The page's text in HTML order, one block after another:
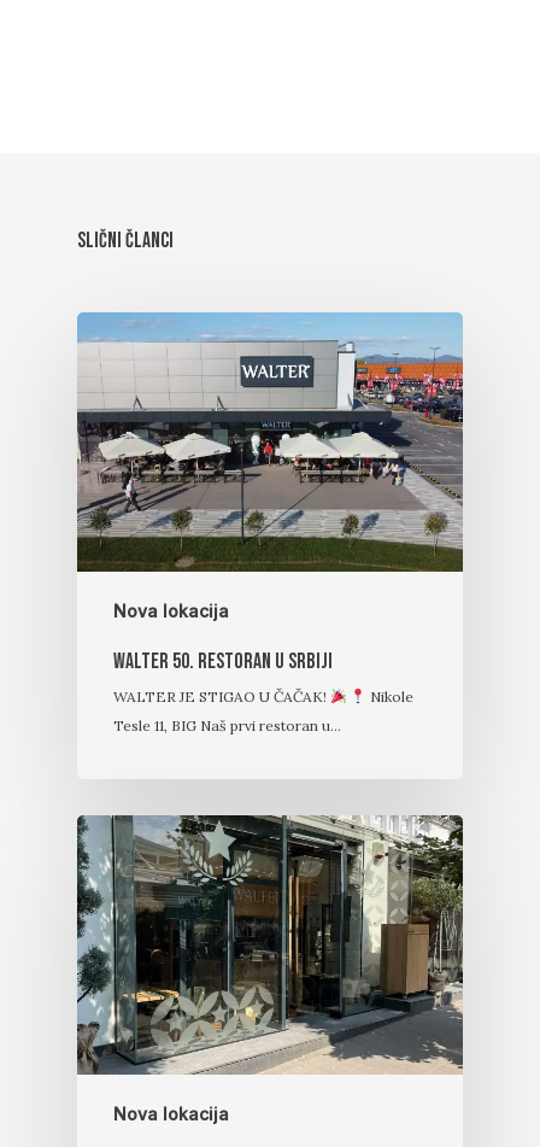
Slični članci
Nova lokacija
Walter 50. restoran u Srbiji
WALTER JE STIGAO U ČAČAK!
Nikole
Tesle 11, BIG Naš prvi restoran u…
Nova lokacija